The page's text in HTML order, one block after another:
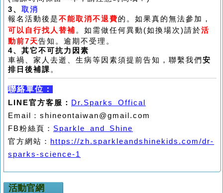
3、 取消
報名活動後是不能取消不退費的。如果真的無法參加，
可以自行找人替補 。如需做任何異動 (如換場次)請於活
動前7天告知。逾期不受理。
4、其它不可抗力因素
車禍、家人去逝、生病等因素須提前告知，聯繫我們 安
排日後補課 。
聯絡單位：
LINE官方客服： Dr.Sparks Offical
Email：shineontaiwan@gmail.com
FB粉絲頁 ： Sparkle and Shine
官方網站： https://zh.sparkleandshinekids.com/dr-
sparks-science-1
活動官網